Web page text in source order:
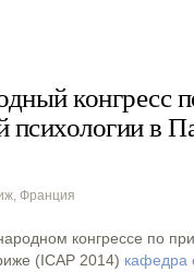
конгресс
психологии в
Франция
конгрессе по
(ICAP 2014) кафедра